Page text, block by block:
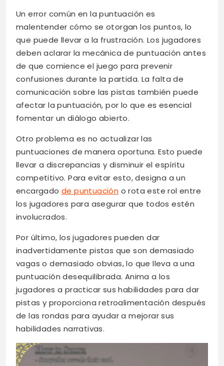
Un error común en la puntuación es
malentender cómo se otorgan los puntos, lo
que puede llevar a la frustración. Los jugadores
deben aclarar la mecánica de puntuación antes
de que comience el juego para prevenir
confusiones durante la partida. La falta de
comunicación sobre las pistas también puede
afectar la puntuación, por lo que es esencial
fomentar un diálogo abierto.
Otro problema es no actualizar las
puntuaciones de manera oportuna. Esto puede
llevar a discrepancias y disminuir el espíritu
competitivo. Para evitar esto, designa a un
encargadode puntuación o rota este rol entre
los jugadores para asegurar que todos estén
involucrados.
Por último, los jugadores pueden dar
inadvertidamente pistas que son demasiado
vagas o demasiado obvias, lo que lleva a una
puntuación desequilibrada. Anima a los
jugadores a practicar sus habilidades para dar
pistas y proporciona retroalimentación después
de las rondas para ayudar a mejorar sus
habilidades narrativas.